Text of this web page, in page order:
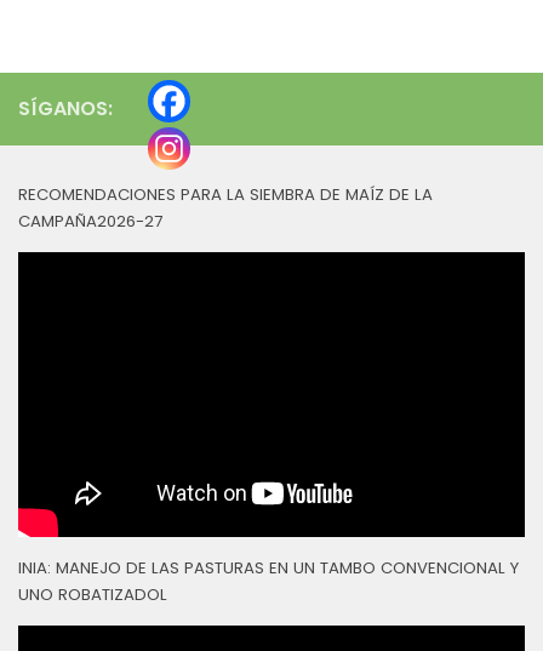
SÍGANOS:
RECOMENDACIONES PARA LA SIEMBRA DE MAÍZ DE LA
CAMPAÑA2026-27
INIA: MANEJO DE LAS PASTURAS EN UN TAMBO CONVENCIONAL Y
UNO ROBATIZADOL